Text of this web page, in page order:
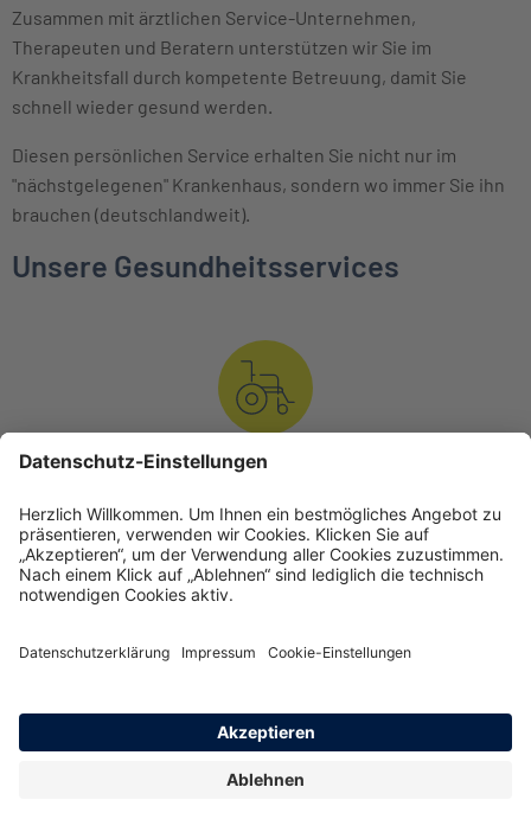
Zusammen mit ärztlichen Service-Unternehmen,
Therapeuten und Beratern unterstützen wir Sie im
Krankheitsfall durch kompetente Betreuung, damit Sie
schnell wieder gesund werden.
Diesen persönlichen Service erhalten Sie nicht nur im
"nächstgelegenen" Krankenhaus, sondern wo immer Sie ihn
brauchen (deutschlandweit).
Unsere Gesundheitsservices
Reha-Manager
Unser geschultes Fachpersonal für persönliche
Fallbegleitung koordiniert langfristig Ihre optimale